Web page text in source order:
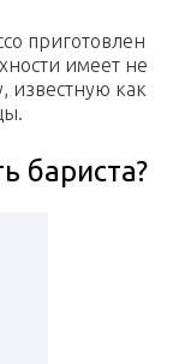
приготовлен
имеет не
известную как
бариста?